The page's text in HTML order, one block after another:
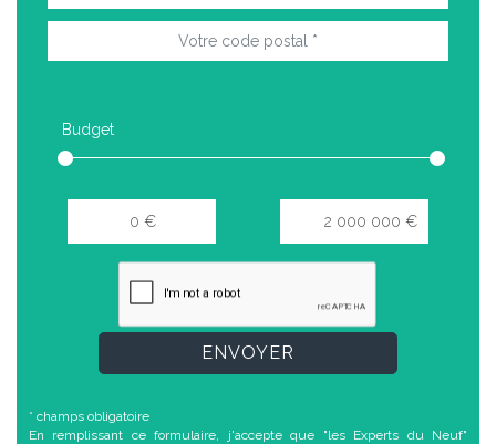
Budget
ENVOYER
* champs obligatoire
En remplissant ce formulaire, j'accepte que "les Experts du Neuf"